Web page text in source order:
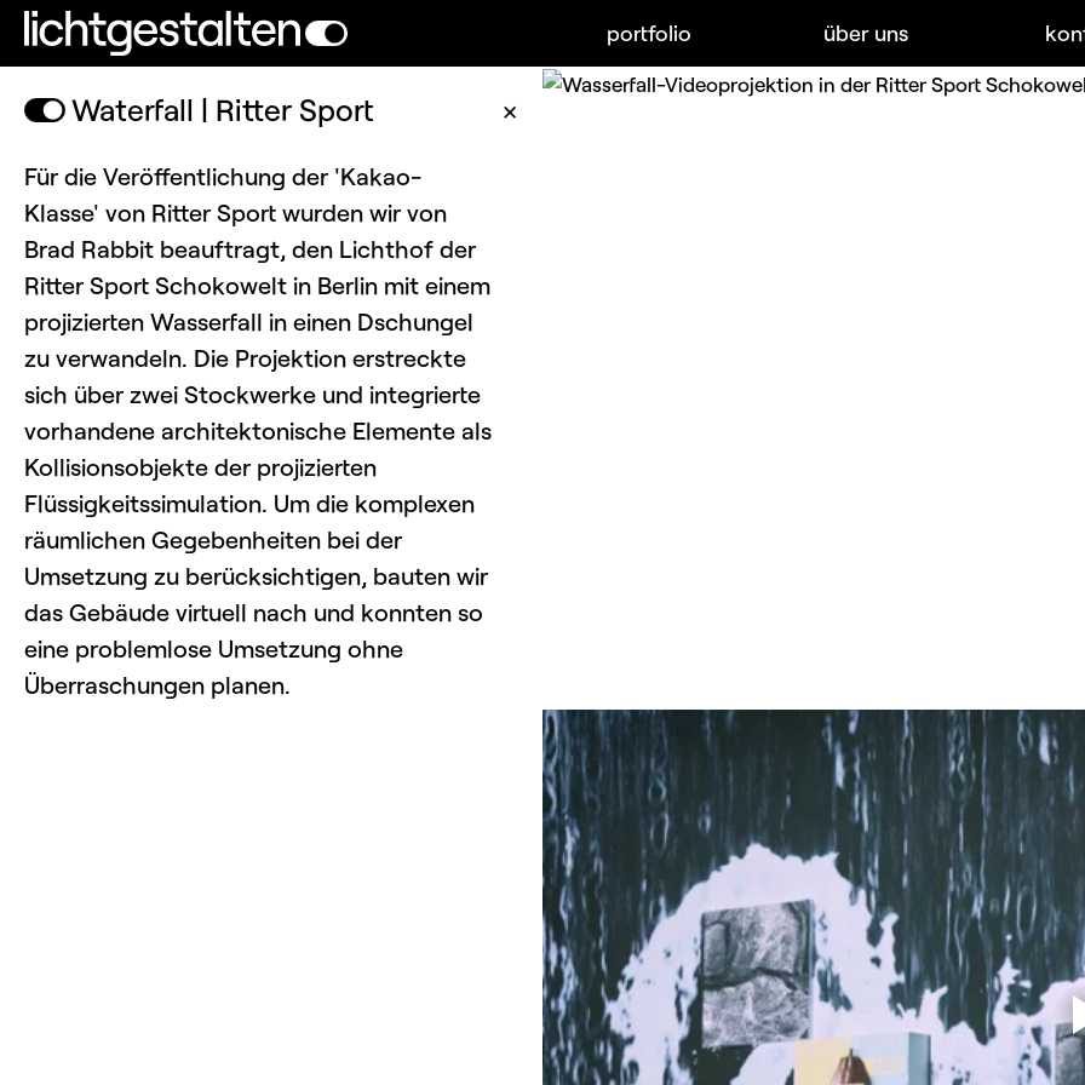
portfolio über uns
Waterfall | Ritter Sport ✕
Für die Veröffentlichung der 'Kakao-
Klasse' von Ritter Sport wurden wir von
Brad Rabbit beauftragt, den Lichthof der
Ritter Sport Schokowelt in Berlin mit einem
projizierten Wasserfall in einen Dschungel
zu verwandeln. Die Projektion erstreckte
sich über zwei Stockwerke und integrierte
vorhandene architektonische Elemente als
Kollisionsobjekte der projizierten
Flüssigkeitssimulation. Um die komplexen
räumlichen Gegebenheiten bei der
Umsetzung zu berücksichtigen, bauten wir
das Gebäude virtuell nach und konnten so
eine problemlose Umsetzung ohne
Überraschungen planen.